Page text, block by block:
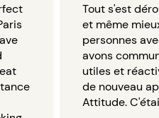
Tout s'est
et même
personnes
avons
utiles et
de nouveau
Attitude.